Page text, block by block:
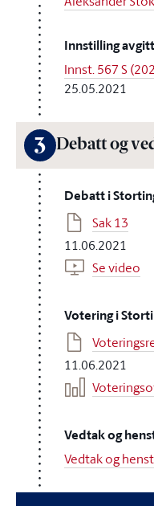
Innstilling avgitt
Innst. 567 S
25.05.2021
3 Debatt og
Debatt i
Sak 13
11.06.2021
Se video
Votering i
11.06.2021
Vedtak og
Vedtak og